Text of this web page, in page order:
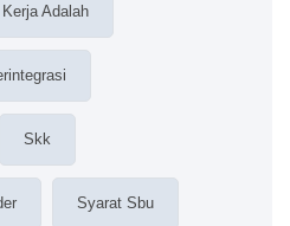
Adalah
Skk
Syarat Sbu